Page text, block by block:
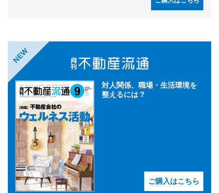
NEW
対人関係、職場・生活環境を
整えるには？
ご購入はこちら